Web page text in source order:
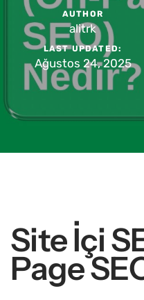
AUTHOR
alitrk
LAST UPDATED:
Ağustos 24, 2025
Site İçi
Page